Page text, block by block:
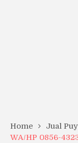
Home
Jual
WA/HP 0856-